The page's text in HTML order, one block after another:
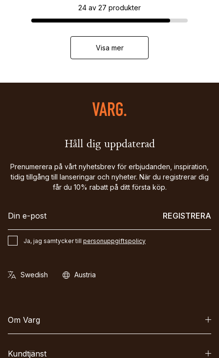
24 av 27 produkter
Visa mer
Håll dig uppdaterad
Prenumerera på vårt nyhetsbrev för erbjudanden, inspiration,
tidig tillgång till lanseringar och nyheter. När du registrerar dig
får du 10% rabatt på ditt första köp.
REGISTRERA
Ja, jag samtycker till personuppgiftspolicy
Om Varg
Kundtjänst